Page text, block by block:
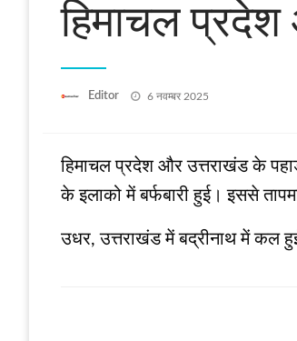
हिमाचल प्रदेश
Editor
Posted
6 नवम्बर 2025
हिमाचल प्रदेश और उत्तराखंड के
के इलाको में बर्फबारी हुई। इससे
उधर, उत्तराखंड में बद्रीनाथ में कल